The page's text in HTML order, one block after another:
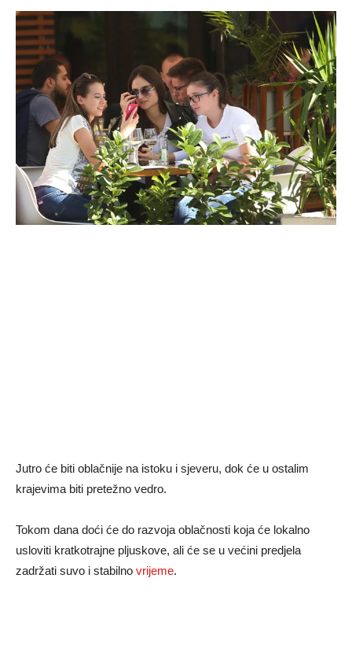
Jutro će biti oblačnije na istoku i sjeveru, dok će u ostalim
krajevima biti pretežno vedro.
Tokom dana doći će do razvoja oblačnosti koja će lokalno
usloviti kratkotrajne pljuskove, ali će se u većini predjela
zadržati suvo i stabilno vrijeme.